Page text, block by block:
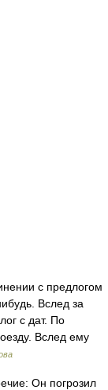
с предлогом
Вслед за
с дат. По
Вслед ему
Он погрозил